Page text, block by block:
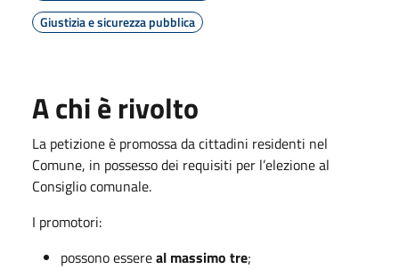
Giustizia e sicurezza pubblica
A chi è rivolto
La petizione è promossa da cittadini residenti nel
Comune, in possesso dei requisiti per l’elezione al
Consiglio comunale.
I promotori:
possono essereal massimo tre;